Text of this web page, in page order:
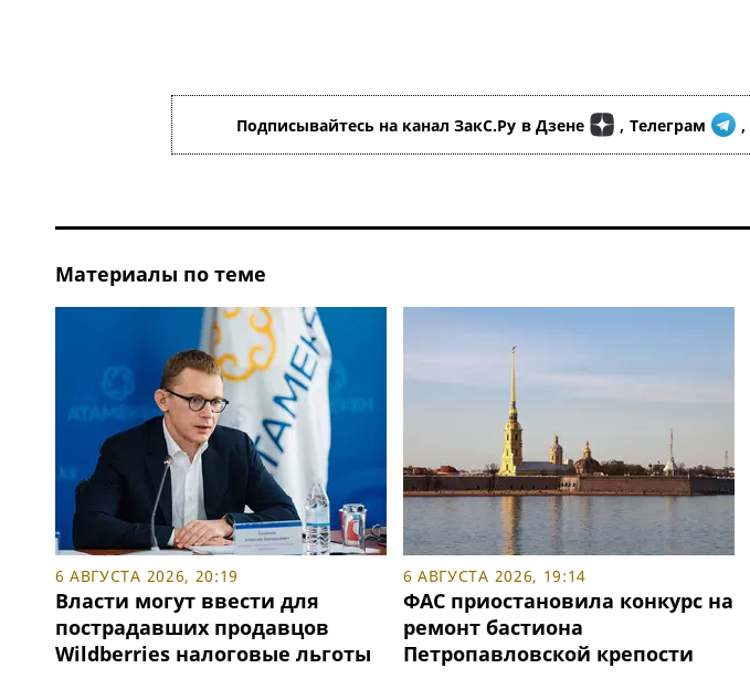
Подписывайтесь на канал ЗакС.Ру в Дзене , Телеграм ,
Материалы по теме
6 АВГУСТА 2026, 20:19
Власти могут ввести для
пострадавших продавцов
Wildberries налоговые льготы
6 АВГУСТА 2026, 19:14
ФАС приостановила конкурс на
ремонт бастиона
Петропавловской крепости